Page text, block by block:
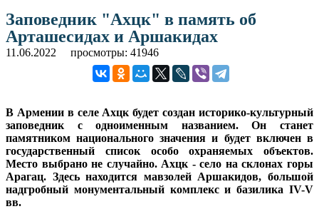
Заповедник "Ахцк" в память об
Арташесидах и Аршакидах
11.06.2022 просмотры: 41946
В Армении в селе Ахцк будет создан историко-культурный
заповедник с одноименным названием. Он станет
памятником национального значения и будет включен в
государственный список особо охраняемых объектов.
Место выбрано не случайно. Ахцк - село на склонах горы
Арагац. Здесь находится мавзолей Аршакидов, большой
надгробный монументальный комплекс и базилика IV-V
вв.